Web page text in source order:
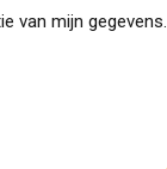
van mijn gegevens.